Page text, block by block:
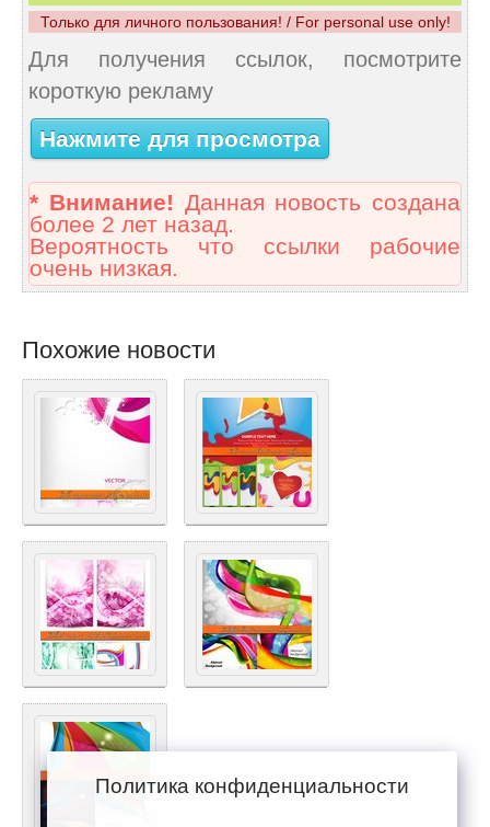
Только для личного пользования! / For personal use only!
Для получения ссылок, посмотрите
короткую рекламу
Нажмите для просмотра
* Внимание! Данная новость создана
более 2 лет назад.
Вероятность что ссылки рабочие
очень низкая.
Похожие новости
Политика конфиденциальности